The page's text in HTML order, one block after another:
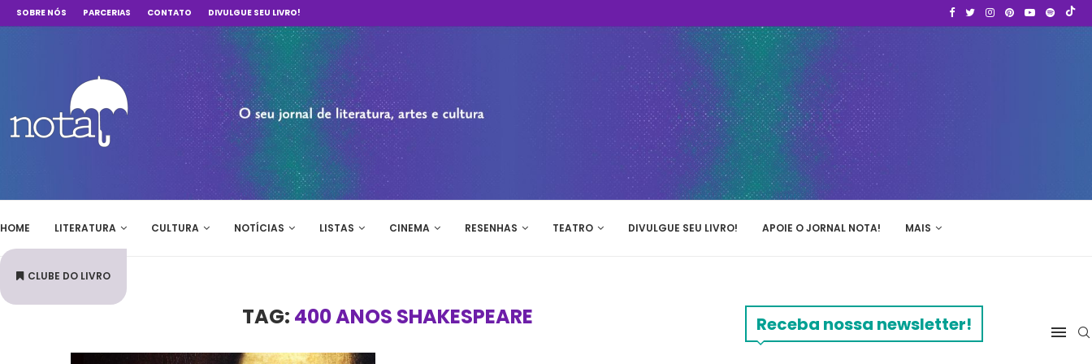
SOBRE NÓS PARCERIAS CONTATO DIVULGUE SEU LIVRO!
HOME LITERATURA CULTURA NOTÍCIAS LISTAS CINEMA RESENHAS TEATRO DIVULGUE SEU LIVRO! APOIE O JORNAL NOTA! MAIS
CLUBE DO LIVRO
TAG: 400 ANOS SHAKESPEARE Receba nossa newsletter!